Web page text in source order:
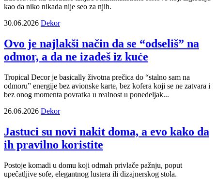
kao da niko nikada nije seo za njih.
30.06.2026 Dekor
Ovo je najlakši način da se “odseliš” na
odmor, a da ne izađeš iz kuće
Tropical Decor je basically životna prečica do “stalno sam na
odmoru” energije bez avionske karte, bez kofera koji se ne zatvara i
bez onog momenta povratka u realnost u ponedeljak...
26.06.2026 Dekor
Jastuci su novi nakit doma, a evo kako da
ih pravilno koristite
Postoje komadi u domu koji odmah privlače pažnju, poput
upečatljive sofe, elegantnog lustera ili dizajnerskog stola.